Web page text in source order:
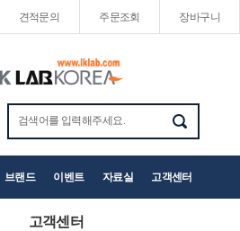
견적문의 주문조회 장바구니
브랜드 이벤트 자료실 고객센터
고객센터